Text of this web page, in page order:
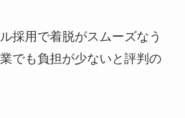
採用で着脱がスムーズなう
でも負担が少ないと評判の